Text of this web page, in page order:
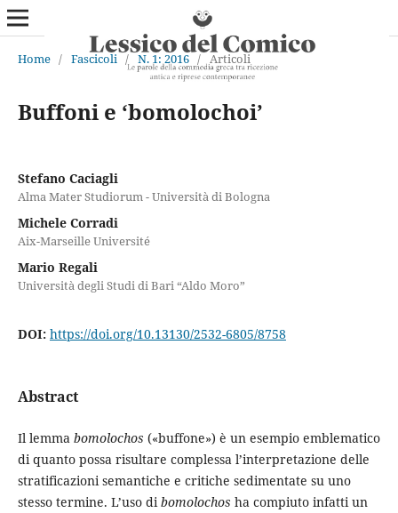
Home / Fascicoli / N. 1: 2016 / Articoli
Buffoni e ‘bomolochoi’
Stefano Caciagli
Alma Mater Studiorum - Università di Bologna
Michele Corradi
Aix-Marseille Université
Mario Regali
Università degli Studi di Bari “Aldo Moro”
DOI: https://doi.org/10.13130/2532-6805/8758
Abstract
Il lemma bomolochos («buffone») è un esempio emblematico
di quanto possa risultare complessa l’interpretazione delle
stratificazioni semantiche e critiche sedimentate su uno
stesso termine. L’uso dibomolochos ha compiuto infatti un